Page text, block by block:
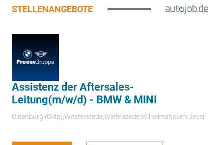
STELLENANGEBOTE
Assistenz der Aftersales-
Leitung(m/w/d) - BMW & MINI
Oldenburg (Oldb);Westerstede;Wiefelstede;Wilhelmshaven;Jever